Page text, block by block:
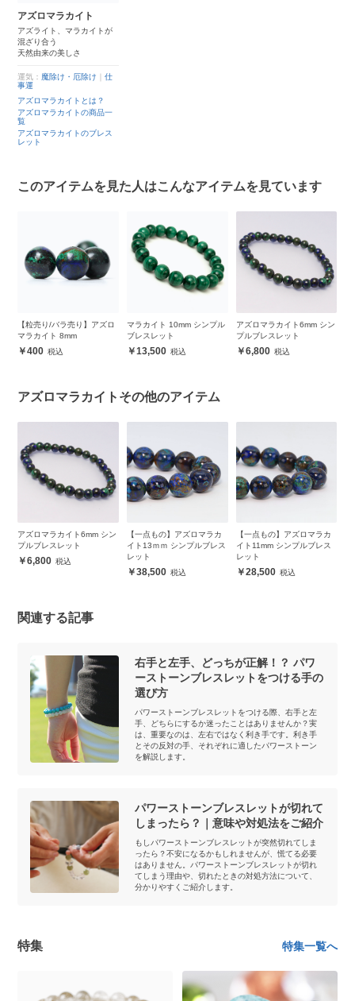
アズロマラカイト
アズライト、マラカイトが
混ざり合う
天然由来の美しさ
運気： 魔除け・厄除け ｜仕
事運
アズロマラカイトとは？
アズロマラカイトの商品一
覧
アズロマラカイトのブレス
レット
このアイテムを見た人はこんなアイテムを見ています
【粒売り/バラ売り】アズロ
マラカイト 8mm
400
マラカイト 10mm シンプル
ブレスレット
13,500
アズロマラカイト6mm シン
プルブレスレット
6,800
アズロマラカイトその他のアイテム
アズロマラカイト6mm シン
プルブレスレット
6,800
【一点もの】アズロマラカ
イト13ｍｍ シンプルブレス
レット
38,500
【一点もの】アズロマラカ
イト11mm シンプルブレス
レット
28,500
関連する記事
右手と左手、どっちが正解！？ パワ
ーストーンブレスレットをつける手の
選び方
パワーストーンブレスレットをつける際、右手と左
手、どちらにするか迷ったことはありませんか？実
は、重要なのは、左右ではなく利き手です。利き手
とその反対の手、それぞれに適したパワーストーン
を解説します。
パワーストーンブレスレットが切れて
しまったら？｜意味や対処法をご紹介
もしパワーストーンブレスレットが突然切れてしま
ったら？不安になるかもしれませんが、慌てる必要
はありません。パワーストーンブレスレットが切れ
てしまう理由や、切れたときの対処方法について、
分かりやすくご紹介します。
特集 特集一覧へ